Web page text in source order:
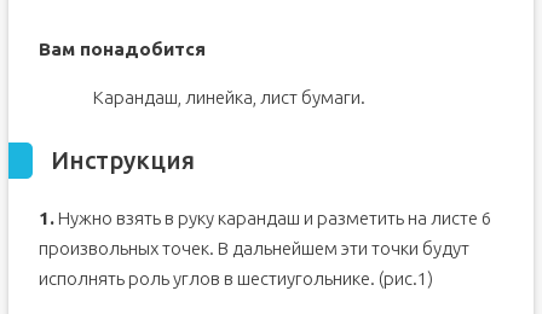
Вам понадобится
Карандаш, линейка, лист бумаги.
Инструкция
1.Нужно взять в руку карандаш и разметить на листе 6
произвольных точек. В дальнейшем эти точки будут
исполнять роль углов в шестиугольнике. (рис.1)